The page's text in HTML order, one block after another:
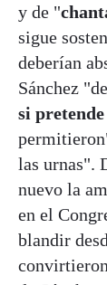
y de "
sigue
deberían
Sánchez
si
las urnas".
nuevo la
en el
blandir